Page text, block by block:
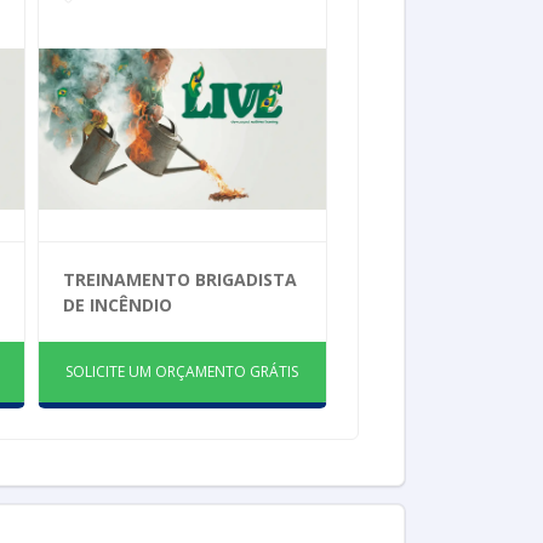
TREINAMENTO BRIGADISTA
DE INCÊNDIO
SOLICITE UM ORÇAMENTO GRÁTIS